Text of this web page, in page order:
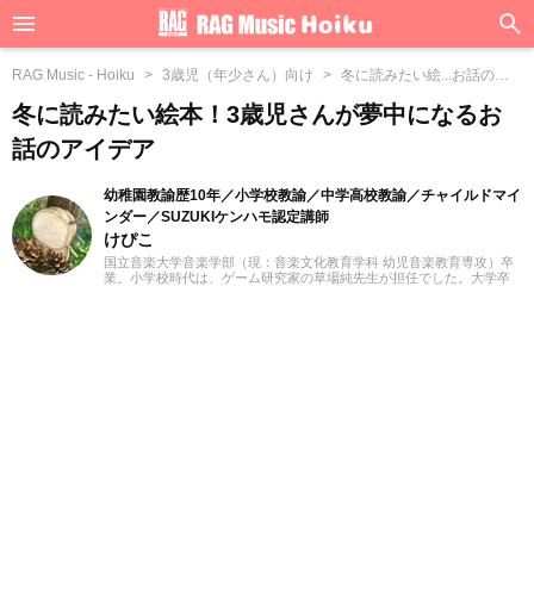
RAG Music - Hoiku 3歳児（年少さん）向け
冬に読みたい絵...お話のア
イデア
冬に読みたい絵本！3歳児さんが夢中になるお
話のアイデア
幼稚園教諭歴10年／小学校教諭／中学高校教諭／チャイルドマイ
ンダー／SUZUKIケンハモ認定講師
けぴこ
国立音楽大学音楽学部（現：音楽文化教育学科 幼児音楽教育専攻）卒
業。小学校時代は、ゲーム研究家の草場純先生が担任でした。大学卒